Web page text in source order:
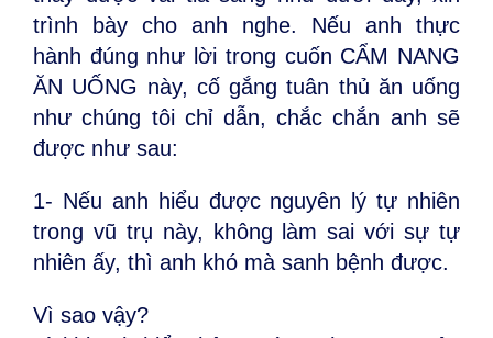
trình bày cho anh nghe. Nếu anh thực
hành đúng như lời trong cuốn CẨM NANG
ĂN UỐNG này, cố gắng tuân thủ ăn uống
như chúng tôi chỉ dẫn, chắc chắn anh sẽ
được như sau:
1- Nếu anh hiểu được nguyên lý tự nhiên
trong vũ trụ này, không làm sai với sự tự
nhiên ấy, thì anh khó mà sanh bệnh được.
Vì sao vậy?